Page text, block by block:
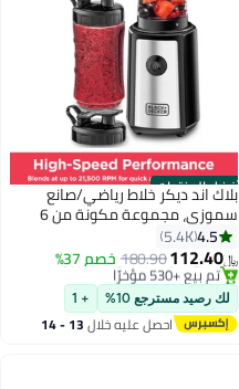
أفضل المنتجات
بلاك اند ديكر خلاط رياضي/صانع
سموزي، مجموعة مكونة من 6
سرعة توربو 21,500 دورة في
الدقيقة، شفرات من الفولاذ المقاوم
للصدأ لفرم الثلج والفواكه المجمدة
500 ml 300 W SBX300-B5 أسود
4.5
5.4K
﷼‏112.40
180.90خصم 37%
باقي 1 وحدات في المخزون
تم بيع +530 مؤخرًا
لك رصيد مسترجع 10% + 1
احصل عليه خلال 13 - 14